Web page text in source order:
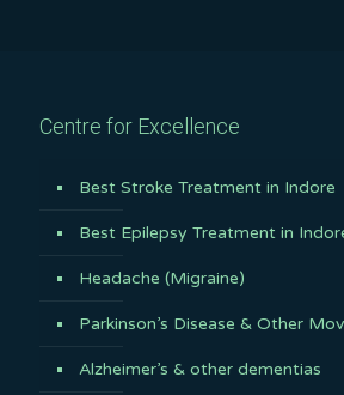
Centre for Excellence
Best Stroke Treatment in Indore
Best Epilepsy Treatment in
Headache (Migraine)
Parkinson’s Disease & Other
Alzheimer’s & other dementias